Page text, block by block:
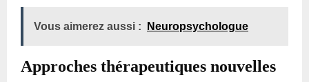
Vous aimerez aussi : Neuropsychologue
Approches thérapeutiques nouvelles